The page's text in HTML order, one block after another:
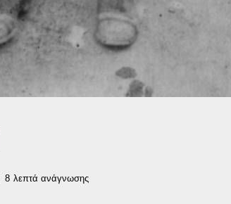
8 λεπτά ανάγνωσης